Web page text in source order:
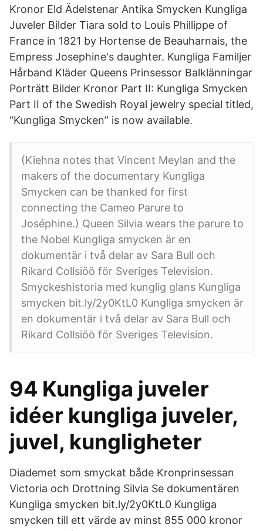
Kronor Eld Ädelstenar Antika Smycken Kungliga
Juveler Bilder Tiara sold to Louis Phillippe of
France in 1821 by Hortense de Beauharnais, the
Empress Josephine's daughter. Kungliga Familjer
Hårband Kläder Queens Prinsessor Balklänningar
Porträtt Bilder Kronor Part II: Kungliga Smycken
Part II of the Swedish Royal jewelry special titled,
“Kungliga Smycken” is now available.
(Kiehna notes that Vincent Meylan and the
makers of the documentary Kungliga
Smycken can be thanked for first
connecting the Cameo Parure to
Joséphine.) Queen Silvia wears the parure to
the Nobel Kungliga smycken är en
dokumentär i två delar av Sara Bull och
Rikard Collsiöö för Sveriges Television.
Smyckeshistoria med kunglig glans Kungliga
smycken bit.ly/2y0KtL0 Kungliga smycken är
en dokumentär i två delar av Sara Bull och
Rikard Collsiöö för Sveriges Television.
94 Kungliga juveler
idéer kungliga juveler,
juvel, kungligheter
Diademet som smyckat både Kronprinsessan
Victoria och Drottning Silvia Se dokumentären
Kungliga smycken bit.ly/2y0KtL0 Kungliga
smycken till ett värde av minst 855 000 kronor